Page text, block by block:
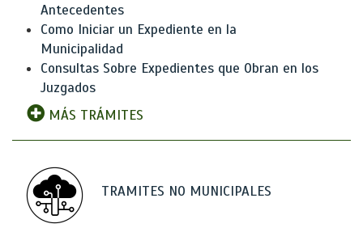
Antecedentes
Como Iniciar un Expediente en la
Municipalidad
Consultas Sobre Expedientes que Obran en los
Juzgados
MÁS TRÁMITES
TRAMITES NO MUNICIPALES